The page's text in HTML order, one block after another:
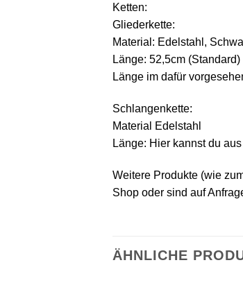
Ketten:
Gliederkette:
Material: Edelstahl,
Länge: 52,5cm
Länge im dafür
Schlangenkette:
Material Edelstahl
Länge: Hier kannst du
Weitere Produkte (wie
Shop oder sind auf
ÄHNLICHE